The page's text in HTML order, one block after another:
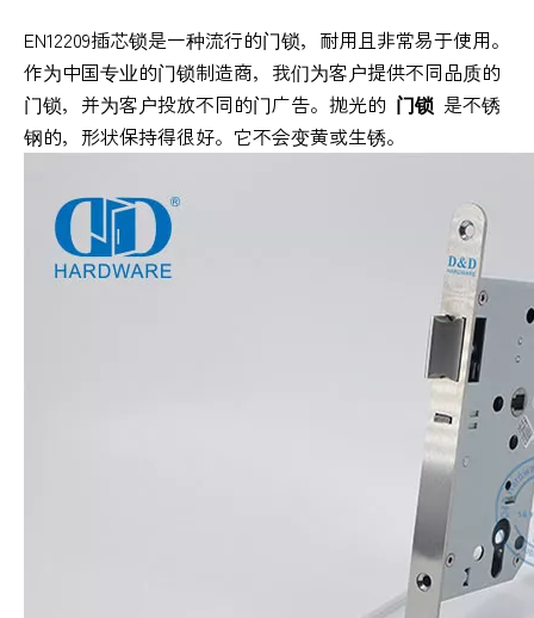
EN12209插芯锁是一种流行的门锁，耐用且非常易于使用。
作为中国专业的门锁制造商，我们为客户提供不同品质的
门锁，并为客户投放不同的门广告。抛光的 门锁 是不锈
钢的，形状保持得很好。它不会变黄或生锈。